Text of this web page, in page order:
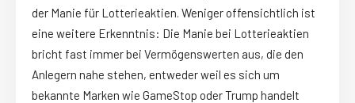
der Manie für Lotterieaktien. Weniger offensichtlich ist
eine weitere Erkenntnis: Die Manie bei Lotterieaktien
bricht fast immer bei Vermögenswerten aus, die den
Anlegern nahe stehen, entweder weil es sich um
bekannte Marken wie GameStop oder Trump handelt